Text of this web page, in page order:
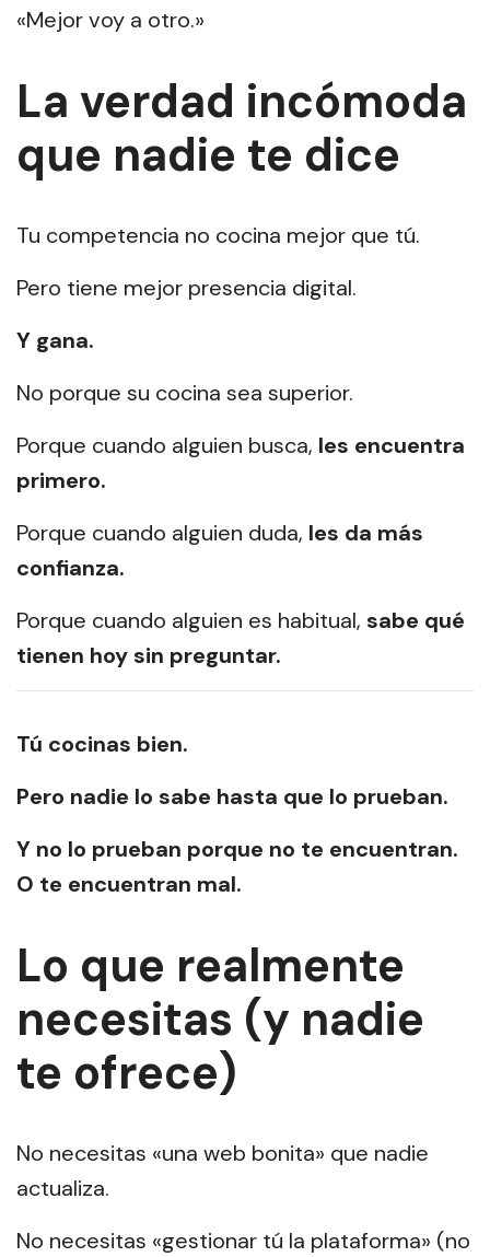
«Mejor voy a otro.»
La verdad incómoda
que nadie te dice
Tu competencia no cocina mejor que tú.
Pero tiene mejor presencia digital.
Y gana.
No porque su cocina sea superior.
Porque cuando alguien busca, les encuentra
primero.
Porque cuando alguien duda, les da más
confianza.
Porque cuando alguien es habitual, sabe qué
tienen hoy sin preguntar.
Tú cocinas bien.
Pero nadie lo sabe hasta que lo prueban.
Y no lo prueban porque no te encuentran.
O te encuentran mal.
Lo que realmente
necesitas (y nadie
te ofrece)
No necesitas «una web bonita» que nadie
actualiza.
No necesitas «gestionar tú la plataforma» (no